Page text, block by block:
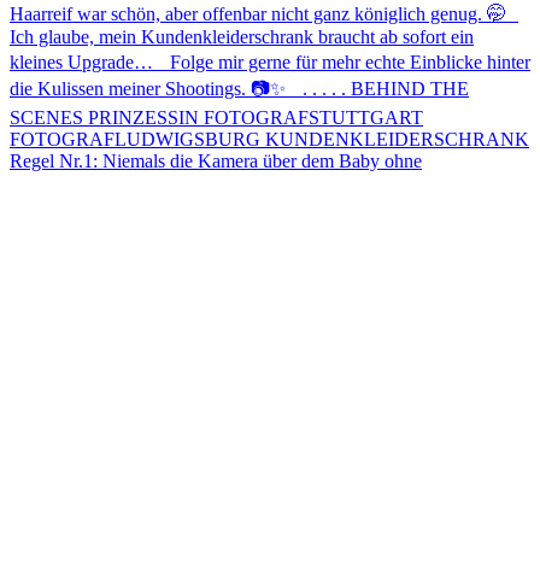
Regel Nr.1: Niemals die Kamera über dem Baby ohne